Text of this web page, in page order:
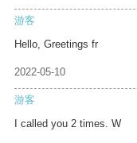
游客
Hello, Greetings fr
2022-05-10
游客
I called you 2 times. W